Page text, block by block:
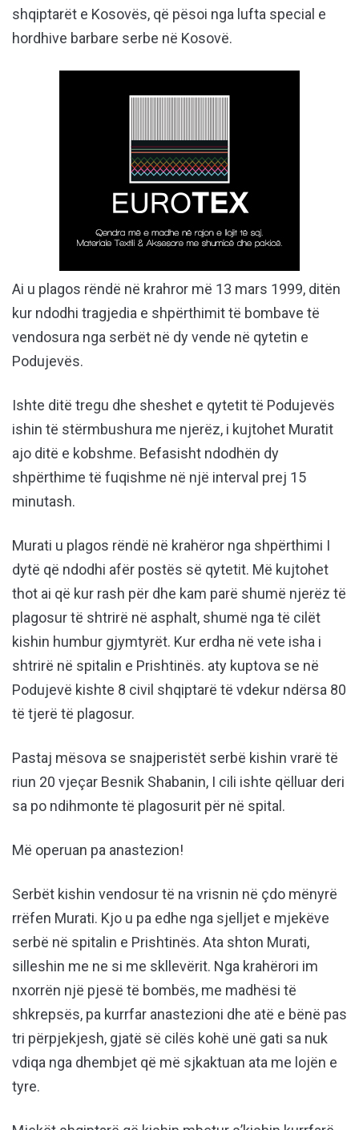
shqiptarët e Kosovës, që pësoi nga lufta special e
hordhive barbare serbe në Kosovë.
Ai u plagos rëndë në krahror më 13 mars 1999, ditën
kur ndodhi tragjedia e shpërthimit të bombave të
vendosura nga serbët në dy vende në qytetin e
Podujevës.
Ishte ditë tregu dhe sheshet e qytetit të Podujevës
ishin të stërmbushura me njerëz, i kujtohet Muratit
ajo ditë e kobshme. Befasisht ndodhën dy
shpërthime të fuqishme në një interval prej 15
minutash.
Murati u plagos rëndë në krahëror nga shpërthimi I
dytë që ndodhi afër postës së qytetit. Më kujtohet
thot ai që kur rash për dhe kam parë shumë njerëz të
plagosur të shtrirë në asphalt, shumë nga të cilët
kishin humbur gjymtyrët. Kur erdha në vete isha i
shtrirë në spitalin e Prishtinës. aty kuptova se në
Podujevë kishte 8 civil shqiptarë të vdekur ndërsa 80
të tjerë të plagosur.
Pastaj mësova se snajperistët serbë kishin vrarë të
riun 20 vjeçar Besnik Shabanin, I cili ishte qëlluar deri
sa po ndihmonte të plagosurit për në spital.
Më operuan pa anastezion!
Serbët kishin vendosur të na vrisnin në çdo mënyrë
rrëfen Murati. Kjo u pa edhe nga sjelljet e mjekëve
serbë në spitalin e Prishtinës. Ata shton Murati,
silleshin me ne si me skllevërit. Nga krahërori im
nxorrën një pjesë të bombës, me madhësi të
shkrepsës, pa kurrfar anastezioni dhe atë e bënë pas
tri përpjekjesh, gjatë së cilës kohë unë gati sa nuk
vdiqa nga dhembjet që më sjkaktuan ata me lojën e
tyre.